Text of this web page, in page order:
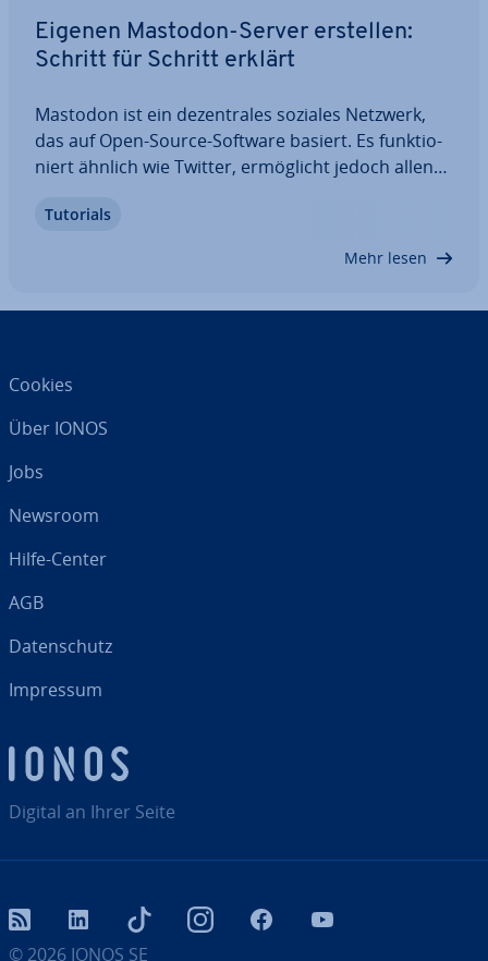
Eigenen Mastodon-Server erstellen:
Schritt für Schritt erklärt
Mastodon ist ein de­zen­tra­les soziales Netzwerk,
das auf Open-Source-Software basiert. Es funk­tio­
niert ähnlich wie Twitter, er­mög­licht jedoch allen
sa­ti­on, einen eigenen Server (Instanz) zu
Tutorials
Mehr lesen
Digital an Ihrer Seite
Cookies
Über IONOS
Jobs
Newsroom
Hilfe-Center
AGB
Da­ten­schutz
Impressum
© 2026 IONOS SE
RSS LinkedIn tiktok InstagramFacebook